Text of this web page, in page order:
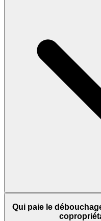
Qui paie le